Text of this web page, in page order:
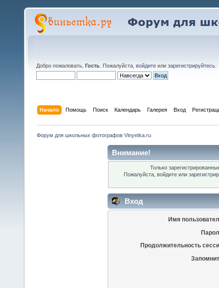
Добро пожаловать, Гость . Пожалуйста, войдите или зарегистрируйтесь
Начало Помощь Поиск Календарь Галерея Вход
Форум для школьных фотографов Vinyetka.ru
Внимание!
Только
Пожалуйста, войдите или
Вход
Имя
Продолжительность